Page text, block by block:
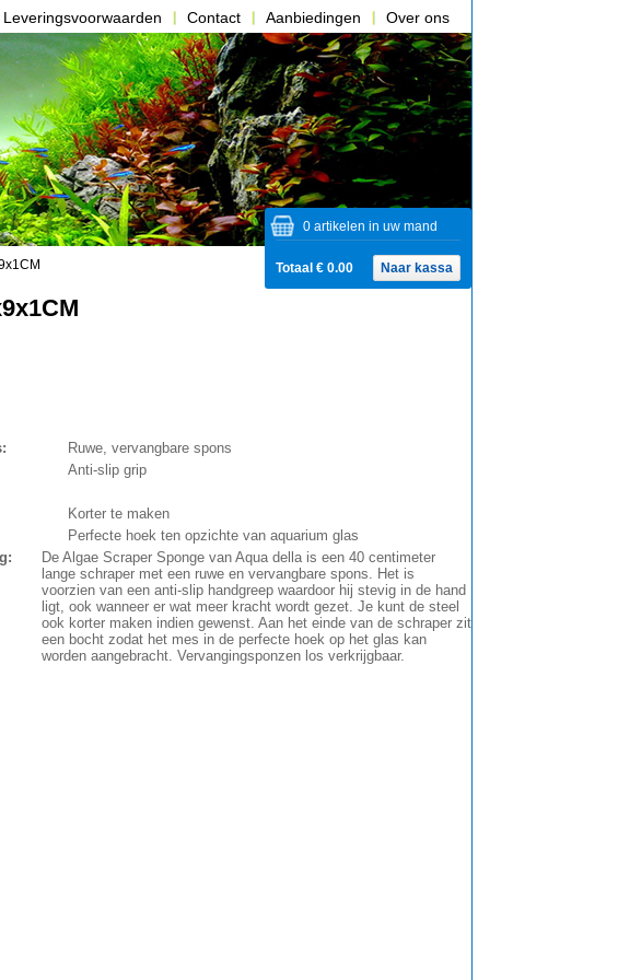
Leveringsvoorwaarden Contact Aanbiedingen Over ons
0 artikelen in uw mand
Totaal € 0.00 Naar kassa
Ruwe, vervangbare spons
Anti-slip grip
Korter te maken
Perfecte hoek ten opzichte van aquarium glas
De Algae Scraper Sponge van Aqua della is een 40 centimeter
lange schraper met een ruwe en vervangbare spons. Het is
voorzien van een anti-slip handgreep waardoor hij stevig in de hand
ligt, ook wanneer er wat meer kracht wordt gezet. Je kunt de steel
ook korter maken indien gewenst. Aan het einde van de schraper zit
een bocht zodat het mes in de perfecte hoek op het glas kan
worden aangebracht. Vervangingsponzen los verkrijgbaar.